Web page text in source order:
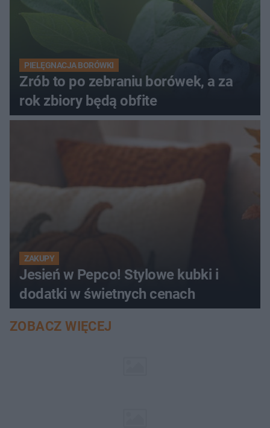
PIELĘGNACJA BORÓWKI
Zrób to po zebraniu borówek, a za
rok zbiory będą obfite
ZAKUPY
Jesień w Pepco! Stylowe kubki i
dodatki w świetnych cenach
ZOBACZ WIĘCEJ